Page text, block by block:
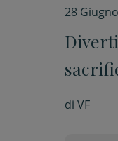
28
di VF